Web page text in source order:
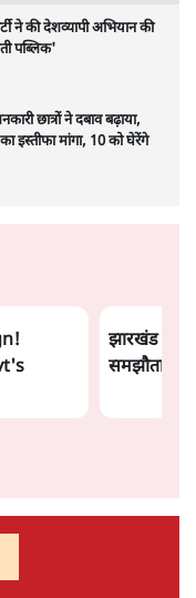
ने की देशव्यापी अभियान की
पब्लिक'
छात्रों ने दबाव बढ़ाया,
इस्तीफा मांगा, 10 को घेरेंगे
झारखंड
समझौता होने